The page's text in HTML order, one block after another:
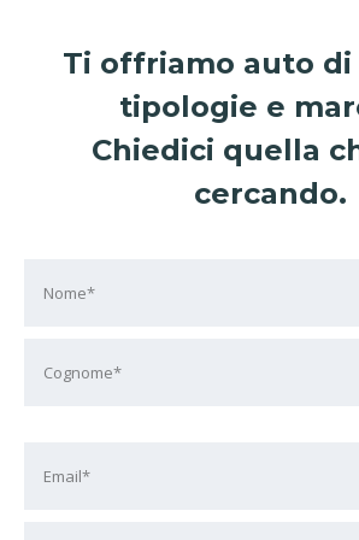
Ti offriamo auto
tipologie e
Chiedici quella
cercando.